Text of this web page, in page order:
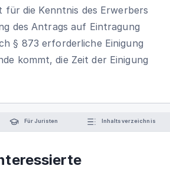
die Kenntnis des Erwerbers
des Antrags auf Eintragung
§ 873 erforderliche Einigung
kommt, die Zeit der Einigung
Für Juristen Inhaltsverzeichnis